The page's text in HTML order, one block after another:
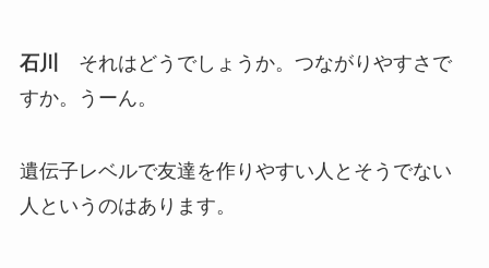
石川
それはどうでしょうか。つながりやすさで
すか。うーん。
遺伝子レベルで友達を作りやすい人とそうでない
人というのはあります。